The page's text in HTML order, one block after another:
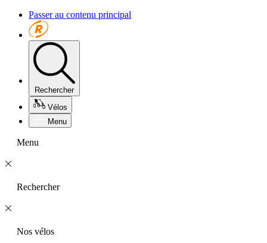
Passer au contenu principal
Rechercher
Vélos
Menu
Menu
Rechercher
Nos vélos